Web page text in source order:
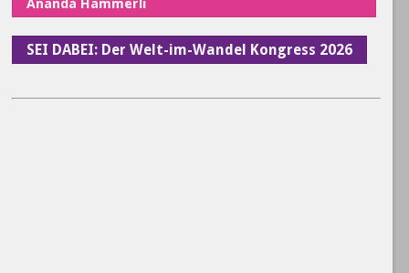
Ananda Hämmerli
SEI DABEI: Der Welt-im-Wandel Kongress 2026